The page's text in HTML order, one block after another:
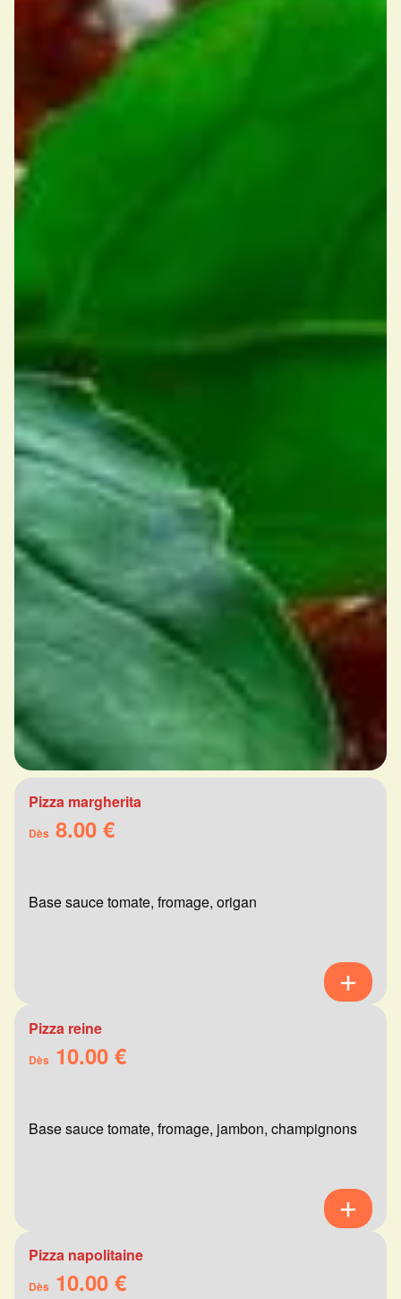
Pizza margherita
Dès 8.00 €
Base sauce tomate, fromage, origan
Pizza reine
Dès 10.00 €
Base sauce tomate, fromage, jambon, champignons
Pizza napolitaine
Dès 10.00 €